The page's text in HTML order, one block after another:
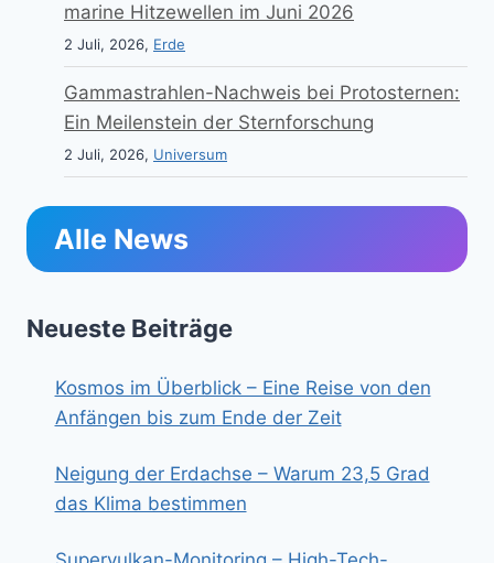
marine Hitzewellen im Juni 2026
2 Juli, 2026, Erde
Gammastrahlen-Nachweis bei Protosternen:
Ein Meilenstein der Sternforschung
2 Juli, 2026, Universum
Alle News
Neueste Beiträge
Kosmos im Überblick – Eine Reise von den
Anfängen bis zum Ende der Zeit
Neigung der Erdachse – Warum 23,5 Grad
das Klima bestimmen